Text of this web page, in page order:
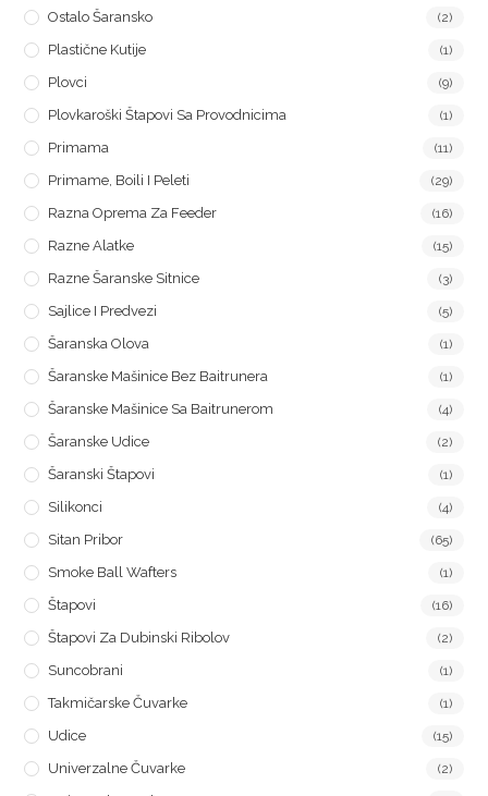
Ostalo Šaransko (2)
Plastične Kutije (1)
Plovci (9)
Plovkaroški Štapovi Sa Provodnicima (1)
Primama (11)
Primame, Boili I Peleti (29)
Razna Oprema Za Feeder (16)
Razne Alatke (15)
Razne Šaranske Sitnice (3)
Sajlice I Predvezi (5)
Šaranska Olova (1)
Šaranske Mašinice Bez Baitrunera (1)
Šaranske Mašinice Sa Baitrunerom (4)
Šaranske Udice (2)
Šaranski Štapovi (1)
Silikonci (4)
Sitan Pribor (65)
Smoke Ball Wafters (1)
Štapovi (16)
Štapovi Za Dubinski Ribolov (2)
Suncobrani (1)
Takmičarske Čuvarke (1)
Udice (15)
Univerzalne Čuvarke (2)